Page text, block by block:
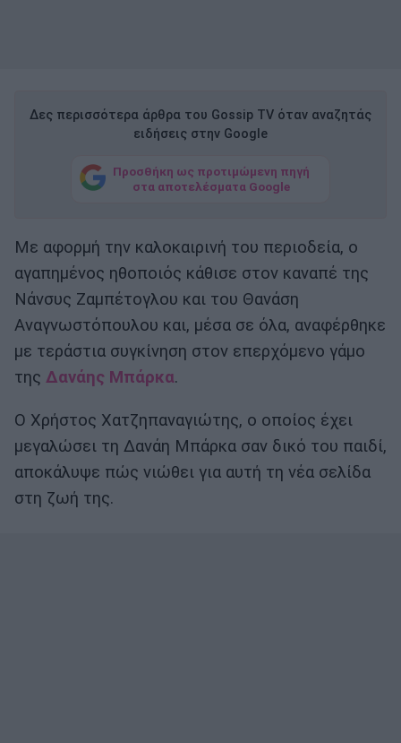
Δες περισσότερα άρθρα του Gossip TV όταν αναζητάς
ειδήσεις στην Google
Προσθήκη ως προτιμώμενη πηγή
στα αποτελέσματα Google
Με αφορμή την καλοκαιρινή του περιοδεία, ο
αγαπημένος ηθοποιός κάθισε στον καναπέ της
Νάνσυς Ζαμπέτογλου και του Θανάση
Αναγνωστόπουλου και, μέσα σε όλα, αναφέρθηκε
με τεράστια συγκίνηση στον επερχόμενο γάμο
της Δανάης Μπάρκα.
Ο Χρήστος Χατζηπαναγιώτης, ο οποίος έχει
μεγαλώσει τη Δανάη Μπάρκα σαν δικό του παιδί,
αποκάλυψε πώς νιώθει για αυτή τη νέα σελίδα
στη ζωή της.